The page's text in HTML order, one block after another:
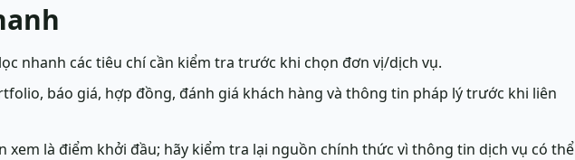
nhanh các tiêu chí cần kiểm tra trước khi chọn đơn vị/dịch vụ.
báo giá, hợp đồng, đánh giá khách hàng và thông tin pháp lý trước khi liên
xem là điểm khởi đầu; hãy kiểm tra lại nguồn chính thức vì thông tin dịch vụ có thể